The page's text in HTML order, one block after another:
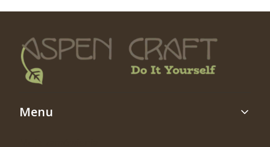
Linki w stopce
Menu